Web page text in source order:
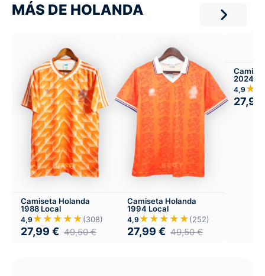
MÁS DE HOLANDA
Camiseta Holanda
1988 Local
4,9 ★★★★★(308)
27,99 € 49,50€
Camiseta Holanda
1994 Local
4,9 ★★★★★(252)
27,99 € 49,50€
2024
4,9
27,99